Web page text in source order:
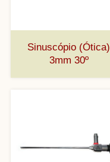
Sinuscópio (Ótica)
3mm 30º